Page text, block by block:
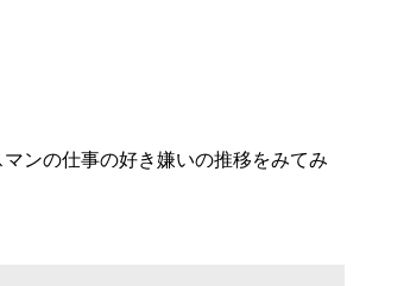
ンの仕事の好き嫌いの推移をみてみ